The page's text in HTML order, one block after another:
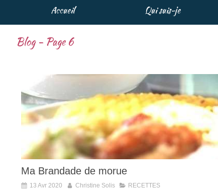
Accueil Qui suis-je
Blog - Page 6
Ma Brandade de morue
13 Avr 2020 Christine Solis RECETTES